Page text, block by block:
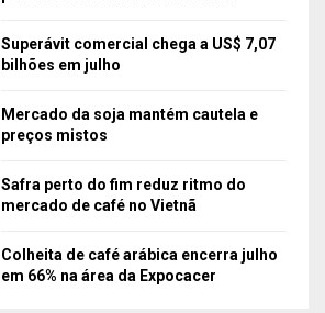
Superávit comercial chega a US$ 7,07
bilhões em julho
Mercado da soja mantém cautela e
preços mistos
Safra perto do fim reduz ritmo do
mercado de café no Vietnã
Colheita de café arábica encerra julho
em 66% na área da Expocacer